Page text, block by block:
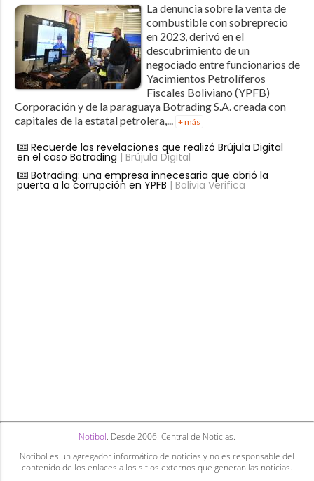
La denuncia sobre la venta de
combustible con sobreprecio
en 2023, derivó en el
descubrimiento de un
negociado entre funcionarios de
Yacimientos Petrolíferos
Fiscales Boliviano (YPFB)
Corporación y de la paraguaya Botrading S.A. creada con
capitales de la estatal petrolera,... + más
Recuerde las revelaciones que realizó Brújula Digital
en el caso Botrading | Brújula Digital
Botrading: una empresa innecesaria que abrió la
puerta a la corrupción en YPFB | Bolivia Verifica
Notibol. Desde 2006. Central de Noticias.
Notibol es un agregador informático de noticias y no es responsable del
contenido de los enlaces a los sitios externos que generan las noticias.